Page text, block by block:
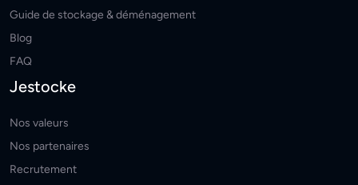
Guide de stockage & déménagement
Blog
FAQ
Jestocke
Nos valeurs
Nos partenaires
Recrutement